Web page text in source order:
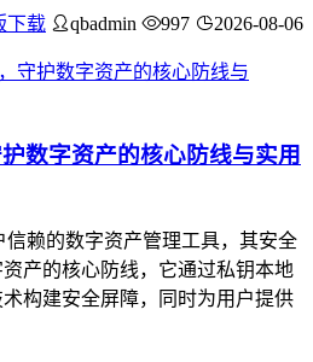
下载 qbadmin 997 2026-08-06
数字资产的核心防线与实用
信赖的数字资产管理工具，其安全
产的核心防线，它通过私钥本地
构建安全屏障，同时为用户提供